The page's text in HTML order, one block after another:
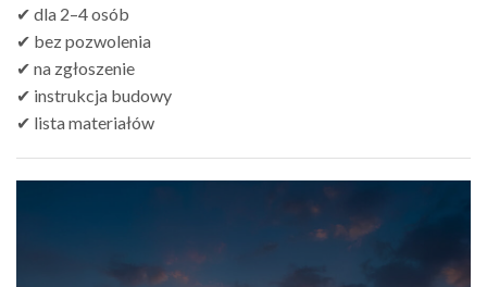
✔ dla 2–4 osób
✔ bez pozwolenia
✔ na zgłoszenie
✔ instrukcja budowy
✔ lista materiałów